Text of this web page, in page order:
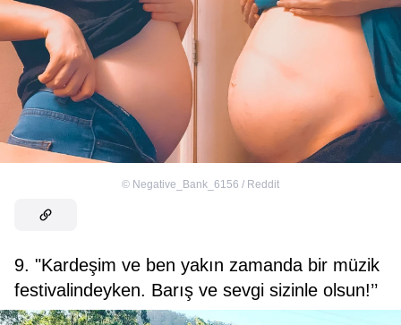
© Negative_Bank_6156 / Reddit
9. "Kardeşim ve ben yakın zamanda bir müzik
festivalindeyken. Barış ve sevgi sizinle olsun!’’